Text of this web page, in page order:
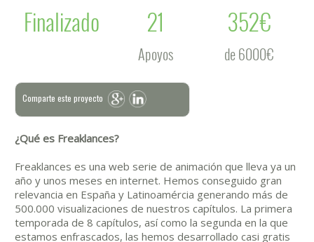
Finalizado
21
Apoyos
352€
de 6000€
Comparte este proyecto
¿Qué es Freaklances?
Freaklances es una web serie de animación que lleva ya un
año y unos meses en internet. Hemos conseguido gran
relevancia en España y Latinoamércia generando más de
500.000 visualizaciones de nuestros capítulos. La primera
temporada de 8 capítulos, así como la segunda en la que
estamos enfrascados, las hemos desarrollado casi gratis